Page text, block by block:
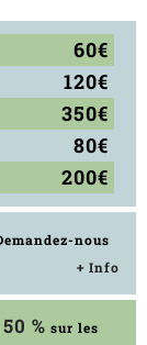
60€
120€
350€
80€
200€
nous
+ Info
50 % sur les